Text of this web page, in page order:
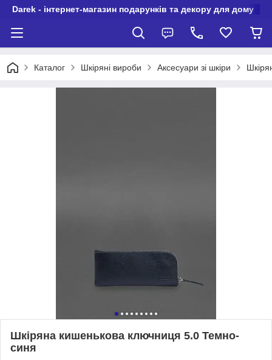
Darek - інтернет-магазин подарунків та декору для дому
Каталог Шкіряні вироби Аксесуари зі шкіри
Шкіряна кишенькова ключниця 5.0 Темно-
синя